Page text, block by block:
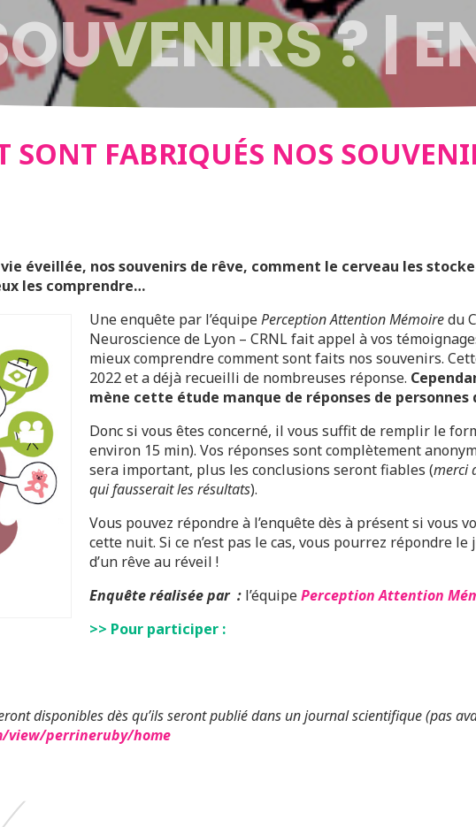
? |
SONT FABRIQUÉS NOS
éveillée, nos souvenirs de rêve, comment le cerveau les
les comprendre…
Une enquête par l’équipePerception Attention Mémoiredu
Neuroscience de Lyon – CRNL fait appel à vos
mieux comprendre comment sont faits nos souvenirs.
2022 et a déjà recueilli de nombreuses réponse.
mène cette étude manque de réponses de
Donc si vous êtes concerné, il vous suffit de remplir le
environ 15 min). Vos réponses sont complètement
sera important, plus les conclusions seront fiables (merci
qui fausserait les résultats).
Vous pouvez répondre à l’enquête dès à présent si vous
cette nuit. Si ce n’est pas le cas, vous pourrez répondre
d’un rêve au réveil !
Enquête réalisée par : l’équipePerception Attention
>> Pour participer :
disponibles dès qu’ils seront publié dans un journal scientifique (pas
view/perrineruby/home